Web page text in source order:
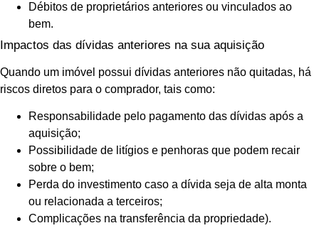
Débitos de proprietários anteriores ou vinculados ao
bem.
Impactos das dívidas anteriores na sua aquisição
Quando um imóvel possui dívidas anteriores não quitadas, há
riscos diretos para o comprador, tais como:
Responsabilidade pelo pagamento das dívidas após a
aquisição;
Possibilidade de litígios e penhoras que podem recair
sobre o bem;
Perda do investimento caso a dívida seja de alta monta
ou relacionada a terceiros;
Complicações na transferência da propriedade).